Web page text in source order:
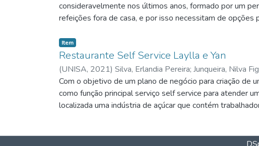
consideravelmente nos últimos anos, formado por um
refeições fora de casa, e por isso necessitam de opções
Item
Restaurante Self Service Laylla e Yan
(UNISA, 2021) Silva, Erlandia Pereira; Junqueira, Nilva
Com o objetivo de um plano de negócio para criação de
como função principal serviço self service para atender
localizada uma indústria de açúcar que contém